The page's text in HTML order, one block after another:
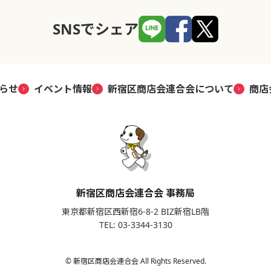
SNSでシェア
せ イベント情報 新宿区商店会連合会について 商
新宿区商店会連合会 事務局
東京都新宿区西新宿6-8-2 BIZ新宿LB階
TEL: 03-3344-3130
© 新宿区商店会連合会 All Rights Reserved.